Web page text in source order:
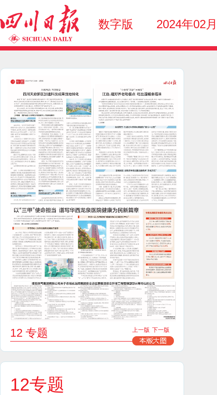
数字版 2024年02
12 专题 上一版 下一版
12专题